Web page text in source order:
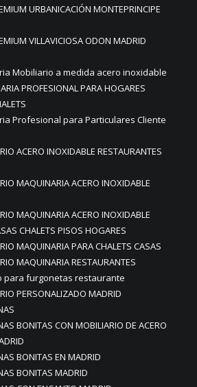
URBANICACIÓN MONTEPRINCIPE
VILLAVICIOSA ODON MADRID
Mobiliario a medida acero inoxidable
PROFESIONAL PARA HOGARES
Profesional para Particulares Cliente
ACERO INOXIDABLE RESTAURANTES
MAQUINARIA ACERO INOXIDABLE
MAQUINARIA ACERO INOXIDABLE
CHALETS PISOS HOGARES
MAQUINARIA PARA CHALETS CASAS
MAQUINARIA RESTAURANTES
para furgonetas restaurante
PERSONALIZADO MADRID
BONITAS CON MOBILIARIO DE ACERO
BONITAS EN MADRID
BONITAS MADRID